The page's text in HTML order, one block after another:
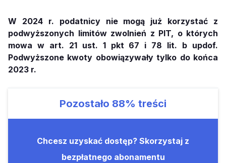
W 2024 r. podatnicy nie mogą już korzystać z
podwyższonych limitów zwolnień z PIT, o których
mowa w art. 21 ust. 1 pkt 67 i 78 lit. b updof.
Podwyższone kwoty obowiązywały tylko do końca
2023 r.
Pozostało 88% treści
Chcesz uzyskać dostęp? Skorzystaj z
bezpłatnego abonamentu